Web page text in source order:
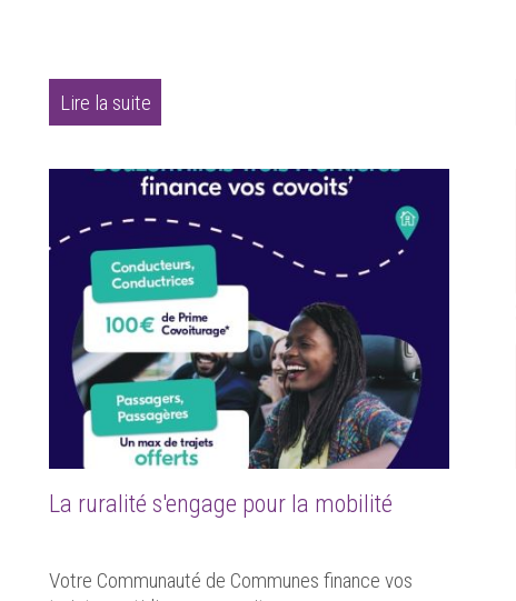
Lire la suite
La ruralité s'engage pour la mobilité
Votre Communauté de Communes finance vos